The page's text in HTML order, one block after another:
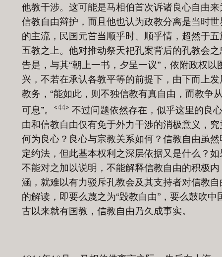
他教干涉。这可能是马相伯首次诉诸良心自由来
信教自由辩护，而且他也认为政教分离是当时世
的主流，民国元首当顺乎时、顺乎情，超然于五
五教之上。他对推动祭天祀孔案背后的孔教会之
告是，与其“朝上一书，夕呈一议”，依附政权以
兴，不若在承认各教平等的前提下，由下而上发
教务，“能如此，则不独信教有真自由，而教争
可息”。
<44> 不过问题依然存在，似乎这里的良
由和信教自由仅有免于外力干涉的消极意义，究
何为良心？良心与宗教关系如何？信教自由虽然
定约法，但此基本权利之深层依据又是什么？如
不能对之加以说明，不能解释信教自由的积极内
涵，就难以有力驳斥孔教会及其支持者对信教自
的解读，即要么蔑之为“毁教自由”，要么鼓吹中
古以来就有国教，信教自由乃久成事实。